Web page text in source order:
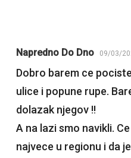
Napredno Do Dno 09/03/
Dobro barem ce
ulice i popune rupe.
dolazak njegov !!
A na lazi smo navikli.
najvece u regionu i da